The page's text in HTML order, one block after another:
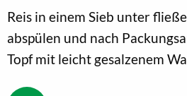
Reis in einem Sieb unter
abspülen und nach
Topf mit leicht gesalzenem